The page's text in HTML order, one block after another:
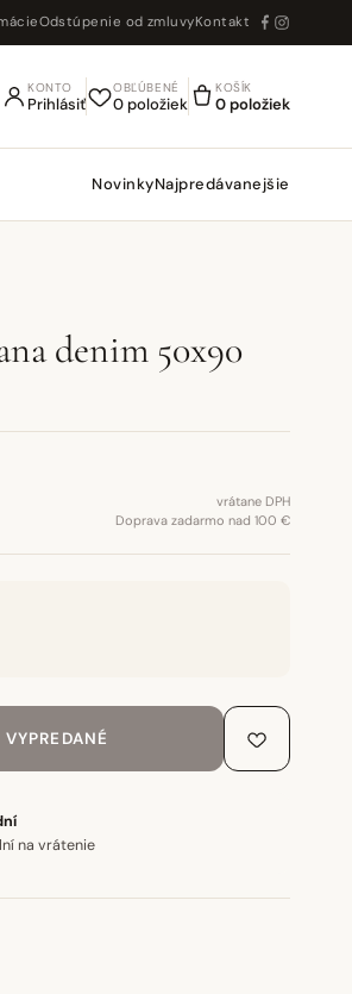
Odstúpenie od zmluvyKontakt
KONTO
Prihlásiť
OBĽÚBENÉ
0 položiek
KOŠÍK
0 položiek
NovinkyNajpredávanejšie
denim 50x90
vrátane DPH
Doprava zadarmo nad 100 €
VYPREDANÉ
na vrátenie